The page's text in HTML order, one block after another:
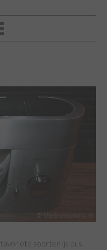
favoriete soorten ijs dus